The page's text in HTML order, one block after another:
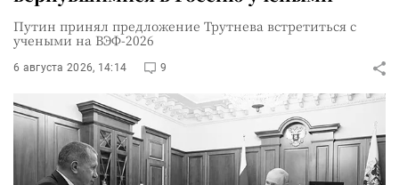
Путин принял предложение Трутнева встретиться с
учеными на ВЭФ-2026
6 августа 2026, 14:14 9